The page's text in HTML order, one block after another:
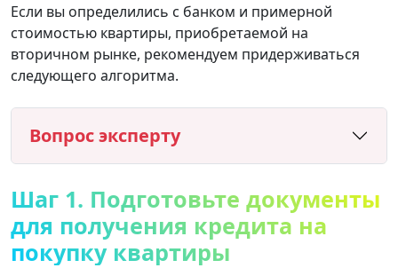
Если вы определились с банком и примерной
стоимостью квартиры, приобретаемой на
вторичном рынке, рекомендуем придерживаться
следующего алгоритма.
Вопрос эксперту
Шаг 1. Подготовьте документы
для получения кредита на
покупку квартиры